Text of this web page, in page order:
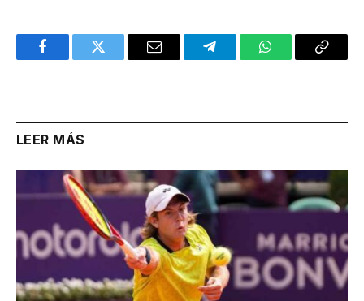
FacebookTwitter Email TelegramWhatsAppCopy
LEER MÁS